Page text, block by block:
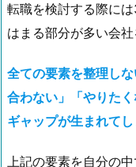
転職を検討する際に
はまる部分が多い会社
全ての要素を整理し
合わない」「やりた
ギャップが生まれてし
上記の要素を自分の